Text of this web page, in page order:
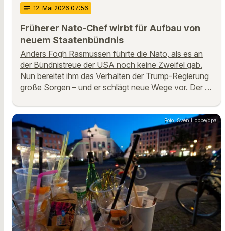
notes 12. Mai 2026 07:56
Früherer Nato-Chef wirbt für Aufbau von
neuem Staatenbündnis
Anders Fogh Rasmussen führte die Nato, als es an
der Bündnistreue der USA noch keine Zweifel gab.
Nun bereitet ihm das Verhalten der Trump-Regierung
große Sorgen – und er schlägt neue Wege vor. Der …
Foto: Sven Hoppe/dpa